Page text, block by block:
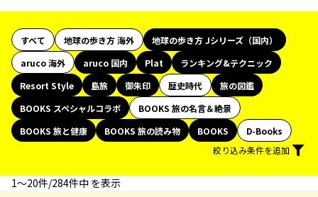
すべて 地球の歩き方 海外
地球の歩き方 Jシリーズ（国内）
aruco 海外
aruco 国内 Plat
ランキング&テクニック
Resort Style
島旅 御朱印 歴史時代
旅の図鑑
BOOKS スペシャルコラボ
BOOKS 旅の名言＆絶景
BOOKS 旅と健康
BOOKS 旅の読み物 BOOKS
D-Books
絞り込み条件を追加
1〜20件/284件中 を表示